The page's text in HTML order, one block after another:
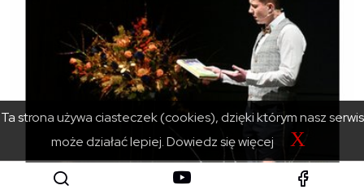
Ta strona używa ciasteczek (cookies), dzięki którym nasz serwis
może działać lepiej.Dowiedz się więcej X